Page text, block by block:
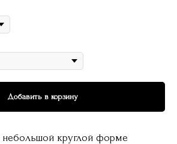
Добавить в корзину
круглой форме